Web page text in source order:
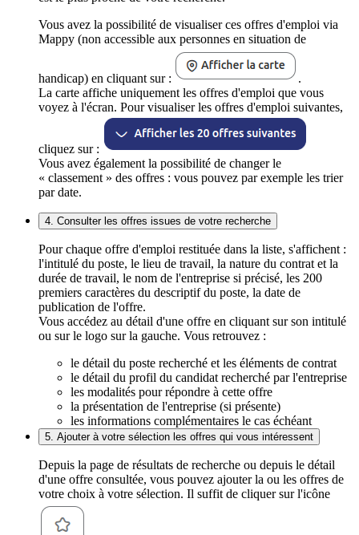
Vous avez la possibilité de visualiser ces offres d'emploi via
Mappy (non accessible aux personnes en situation de
handicap) en cliquant sur :
.
La carte affiche uniquement les offres d'emploi que vous
voyez à l'écran. Pour visualiser les offres d'emploi suivantes,
cliquez sur :
Vous avez également la possibilité de changer le
« classement » des offres : vous pouvez par exemple les trier
par date.
4. Consulter les offres issues de votre recherche
Pour chaque offre d'emploi restituée dans la liste, s'affichent :
l'intitulé du poste, le lieu de travail, la nature du contrat et la
durée de travail, le nom de l'entreprise si précisé, les 200
premiers caractères du descriptif du poste, la date de
publication de l'offre.
Vous accédez au détail d'une offre en cliquant sur son intitulé
ou sur le logo sur la gauche. Vous retrouvez :
le détail du poste recherché et les éléments de contrat
le détail du profil du candidat recherché par l'entreprise
les modalités pour répondre à cette offre
la présentation de l'entreprise (si présente)
les informations complémentaires le cas échéant
5. Ajouter à votre sélection les offres qui vous intéressent
Depuis la page de résultats de recherche ou depuis le détail
d'une offre consultée, vous pouvez ajouter la ou les offres de
votre choix à votre sélection. Il suffit de cliquer sur l'icône